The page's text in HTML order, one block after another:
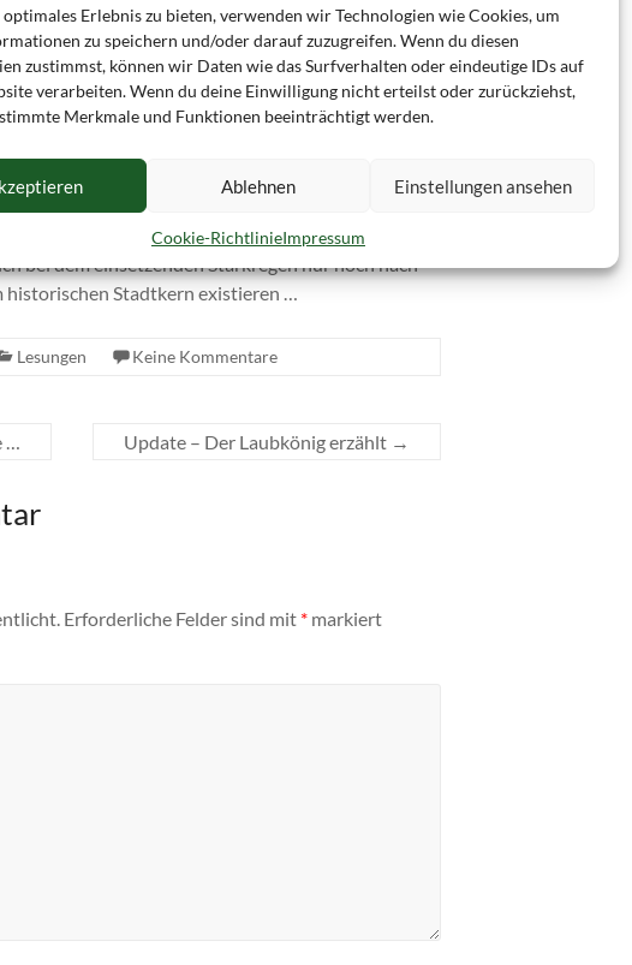
Erlebnis zu bieten, verwenden wir Technologien wie Cookies, um
zu speichern und/oder darauf zuzugreifen. Wenn du diesen
zustimmst, können wir Daten wie das Surfverhalten oder eindeutige IDs auf
verarbeiten. Wenn du deine Einwilligung nicht erteilst oder zurückziehst,
Merkmale und Funktionen beeinträchtigt werden.
Ablehnen Einstellungen ansehen
Cookie-RichtlinieImpressum
Vergleich zu anderen Lehrern oder Autoren
relativ jung bin, hat dies die Schüler noch
mehr überrascht. Dazu wurden die Jungs
mutiger und fragten mich über Hobbies und
dergleichen aus. Dabei bin ich für Zehn- und
sich die Rückfahrt als stürmisch heraus. Ich
Landstraßen fahren, welche mein Auto zur Seite
bei dem einsetzenden Starkregen nur noch nach
historischen Stadtkern existieren …
Lesungen Keine Kommentare
… Update – Der Laubkönig erzählt →
Erforderliche Felder sind mit * markiert